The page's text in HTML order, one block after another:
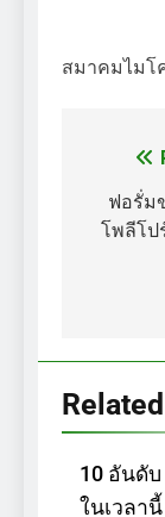
สมาคมไมโ
แนะ
เรื่อง
ฟอรั่ม
โพลีโป
10 อันดั
ในเวลานี้